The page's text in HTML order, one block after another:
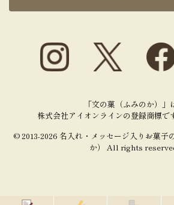
「文の菓（ふみのか）」
株式会社アイオンラインの登録商標で
© 2013-2026 名入れ・メッセージ入りお菓子
か） All rights